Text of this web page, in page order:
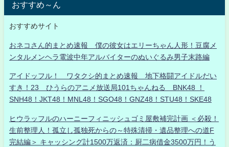
おすすめ～ん
おすすめサイト
おネコさん的まとめ速報 僕の彼女はエリーちゃん人形！豆腐メ
ンタルメンヘラ電波中年アルバイターのぬいぐるみ男子末路編
アイドッフル！ ワタクシ的まとめ速報 地下格闘アイドルだい
すき！23 ひうらのアニメ放送局101ちゃんねる BNK48 ！
SNH48！JKT48！MNL48！SGO48！GNZ48！STU48！SKE48
ヒウラッフルのハーニーフィニッシュゴミ屋敷補完計画 ＜必殺！
生前整理人！孤立し孤独死からの～特殊清掃・遺品整理への道F
完結編＞ キャッシング計1500万返済：厨二病借金3500万円！う